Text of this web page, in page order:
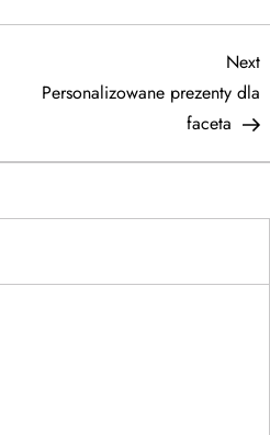
Next
Personalizowane prezenty dla
faceta